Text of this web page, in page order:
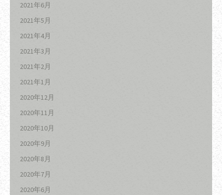
2021年6月
2021年5月
2021年4月
2021年3月
2021年2月
2021年1月
2020年12月
2020年11月
2020年10月
2020年9月
2020年8月
2020年7月
2020年6月